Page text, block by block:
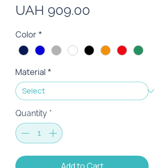
UAH 909.00
Color*
Material *
Quantity *